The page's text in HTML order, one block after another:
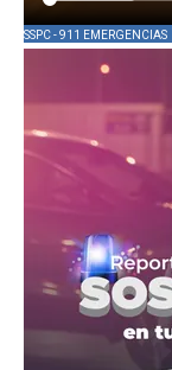
SSPC - 911 EMERGENCIAS